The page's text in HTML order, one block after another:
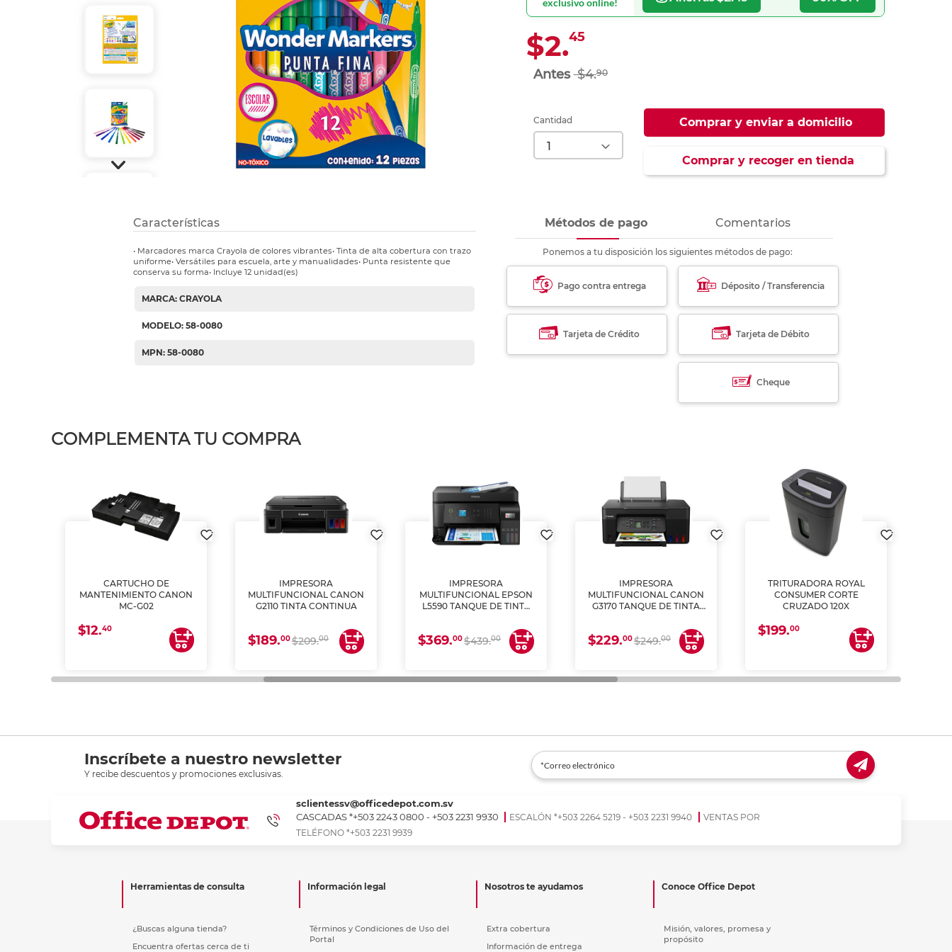
Ver más
Ver más
Ver más
Refuerzos para carpeta
Ver más
Ver más
Ver más
Ver más
exclusivo online!
$2.45
$4.90
Cantidad Comprar y enviar a domicilio
Comprar y recoger en tienda
Características
• Marcadores marca Crayola de colores vibrantes• Tinta de alta cobertura con trazo
uniforme• Versátiles para escuela, arte y manualidades• Punta resistente que
conserva su forma• Incluye 12 unidad(es)
MARCA: CRAYOLA
MODELO: 58-0080
MPN: 58-0080
Métodos de pago Comentarios
Ponemos a tu disposición los siguientes métodos de pago:
Pago contra entrega Déposito / Transferencia
Tarjeta de Crédito Tarjeta de Débito
Cheque
COMPLEMENTA TU COMPRA
CARTUCHO DE
MANTENIMIENTO CANON
MC-G02
$12.40
IMPRESORA
MULTIFUNCIONAL CANON
G2110 TINTA CONTINUA
$189.00$209.00
IMPRESORA
MULTIFUNCIONAL EPSON
L5590 TANQUE DE TINTA
$369.00$439.00
IMPRESORA
MULTIFUNCIONAL CANON
G3170 TANQUE DE TINTA
$229.00$249.00
TRITURADORA ROYAL
CONSUMER CORTE
CRUZADO 120X
$199.00
Inscríbete a nuestro newsletter
Y recibe descuentos y promociones exclusivas.
sclientessv@officedepot.com.sv
CASCADAS *+503 2243 0800 - +503 2231 9930
ESCALÓN *+503 2264 5219 - +503 2231 9940
VENTAS POR
TELÉFONO *+503 2231 9939
Herramientas de consulta
¿Buscas alguna tienda?
Encuentra ofertas cerca de ti
Información legal
Términos y Condiciones de Uso del
Portal
Nosotros te ayudamos
Extra cobertura
Información de entrega
Conoce Office Depot
Misión, valores, promesa y
propósito